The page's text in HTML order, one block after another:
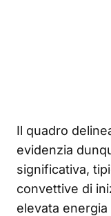
Il quadro
evidenzia
significativa,
convettive di
elevata